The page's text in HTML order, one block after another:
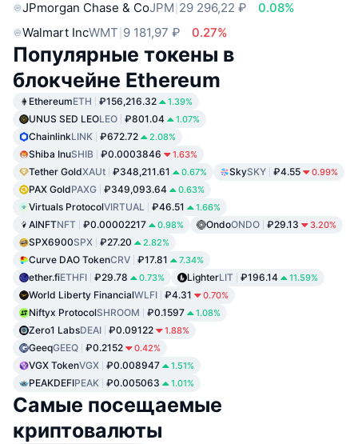
JPmorgan Chase & CoJPM 29 296,22 ₽
0.08%
Walmart IncWMT 9 181,97 ₽ 0.27%
Популярные токены в
блокчейне Ethereum
EthereumETH ₽156,216.32 1.39%
UNUS SED LEOLEO ₽801.04 1.07%
ChainlinkLINK ₽672.72 2.08%
Shiba InuSHIB ₽0.0003846 1.63%
Tether GoldXAUt ₽348,211.61 0.67% SkySKY ₽4.55 0.99%
PAX GoldPAXG ₽349,093.64 0.63%
Virtuals ProtocolVIRTUAL ₽46.51 1.66%
AINFTNFT ₽0.00002217 0.98% OndoONDO ₽29.13 3.20%
SPX6900SPX ₽27.20 2.82%
Curve DAO TokenCRV ₽17.81 7.34%
ether.fiETHFI ₽29.78 0.73% LighterLIT ₽196.14 11.59%
World Liberty FinancialWLFI ₽4.31 0.70%
Niftyx ProtocolSHROOM ₽0.1597 1.08%
Zero1 LabsDEAI ₽0.09122 1.88%
GeeqGEEQ ₽0.2152 0.42%
VGX TokenVGX ₽0.008947 1.51%
PEAKDEFIPEAK ₽0.005063 1.01%
Самые посещаемые
криптовалюты